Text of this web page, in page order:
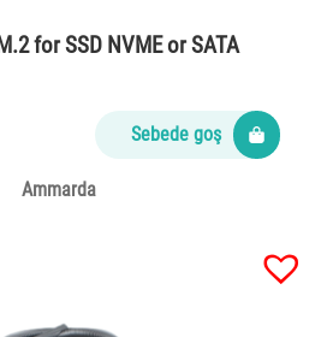
for SSD NVME or SATA
Sebede goş
Ammarda